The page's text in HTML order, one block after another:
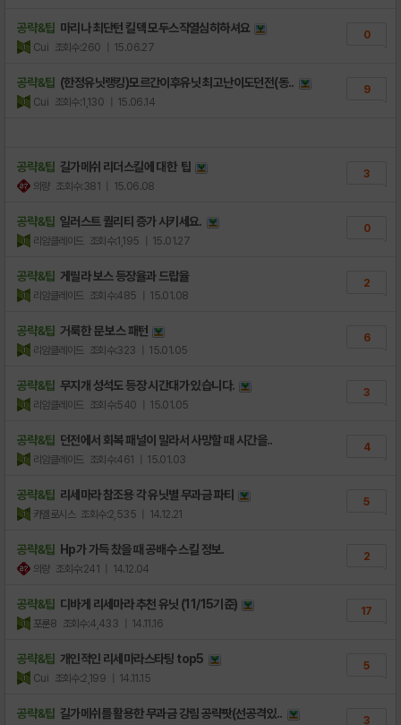
공략&팁 마리나 최단턴 킬덱 모두스작열심히하셔요
Cui 조회수:260 | 15.06.27
0
공략&팁 (한정유닛랭킹)모르간이후유닛 최고난이도던전(동..
Cui 조회수:1,130 | 15.06.14
9
공략&팁 길가메쉬 리더스킬에 대한 팁
의량 조회수:381 | 15.06.08
3
공략&팁 일러스트 퀄리티 증가 시키세요.
리암클레이드 조회수:1,195 | 15.01.27
0
공략&팁 게릴라 보스 등장율과 드랍율
리암클레이드 조회수:485 | 15.01.08
2
공략&팁 거룩한 문 보스 패턴
리암클레이드 조회수:323 | 15.01.05
6
공략&팁 무지개 성석도 등장 시간대가 있습니다.
리암클레이드 조회수:540 | 15.01.05
3
공략&팁 던전에서 회복 패널이 말라서 사망할 때 시간을..
리암클레이드 조회수:461 | 15.01.03
4
공략&팁 리세마라 참조용 각 유닛별 무과금 파티
카엘로시스 조회수:2,535 | 14.12.21
5
공략&팁 Hp가 가득 찼을 때 공배수 스킬 정보.
의량 조회수:241 | 14.12.04
2
공략&팁 디바게 리세마라 추천 유닛 (11/15기준)
포룬8 조회수:4,433 | 14.11.16
17
공략&팁 개인적인 리세마라스타팅 top5
Cui 조회수:2,199 | 14.11.15
5
공략&팁 길가메쉬를 활용한 무과금 강림 공략팟(선공격있.. 3